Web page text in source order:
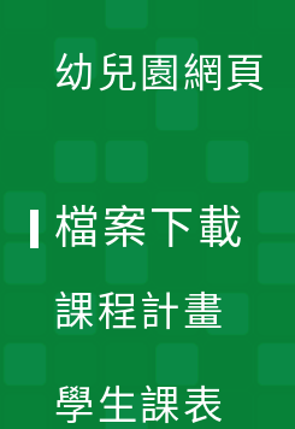
幼兒園網頁
檔案下載
課程計畫
學生課表